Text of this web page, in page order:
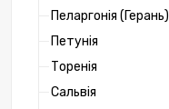
Пеларгонія (Герань)
Петунія
Торенія
Сальвія